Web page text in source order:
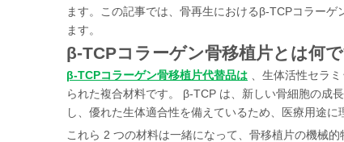
ます。この記事では、骨再生におけるβ-TCPコラー
ます。
β-TCPコラーゲン骨移植片とは何
β-TCPコラーゲン骨移植片代替品は 、生体活性セラ
られた複合材料です。 β-TCP は、新しい骨細胞の成
し、優れた生体適合性を備えているため、医療用途に
これら 2 つの材料は一緒になって、骨移植片の機械